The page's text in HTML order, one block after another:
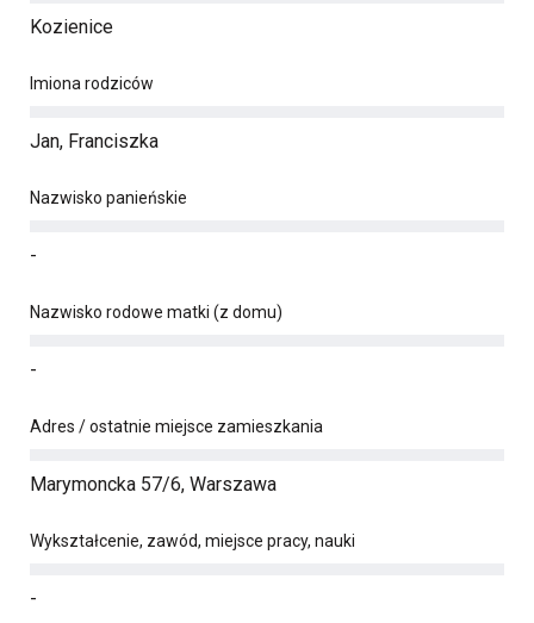
Kozienice
Imiona rodziców
Jan, Franciszka
Nazwisko panieńskie
-
Nazwisko rodowe matki (z domu)
-
Adres / ostatnie miejsce zamieszkania
Marymoncka 57/6, Warszawa
Wykształcenie, zawód, miejsce pracy, nauki
-